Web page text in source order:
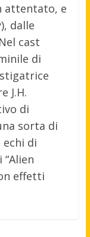
attentato, e
dalle
cast
di
J.H.
di
sorta di
echi di
effetti